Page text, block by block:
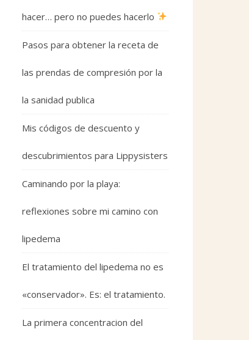
hacer… pero no puedes hacerlo
Pasos para obtener la receta de
las prendas de compresión por la
la sanidad publica
Mis códigos de descuento y
descubrimientos para Lippysisters
Caminando por la playa:
reflexiones sobre mi camino con
lipedema
El tratamiento del lipedema no es
«conservador». Es: el tratamiento.
La primera concentracion del